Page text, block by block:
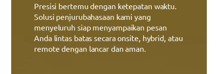
Presisi bertemu dengan ketepatan waktu.
Solusi penjurubahasaan kami yang
menyeluruh siap menyampaikan pesan
Anda lintas batas secara onsite, hybrid, atau
remote dengan lancar dan aman.